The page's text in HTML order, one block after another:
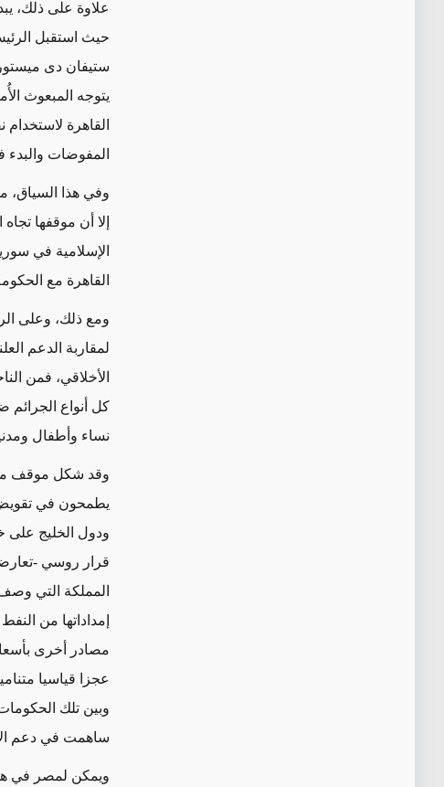
علاوة على ذلك،
حيث استقبل
ستيفان دى
يتوجه المبعوث
القاهرة
المفوضات والبدء
وفي هذا السياق،
إلا أن موقفها
الإسلامية في
القاهرة مع
ومع ذلك، وعلى
لمقاربة الدعم
الأخلاقي، فمن
كل أنواع الجرائم
نساء وأطفال
وقد شكل موقف مصر
يطمحون في تقويض
قرار روسي -
المملكة التي
إمداداتها من
مصادر أخرى
وبين تلك
ساهمت في دعم
ويمكن لمصر في